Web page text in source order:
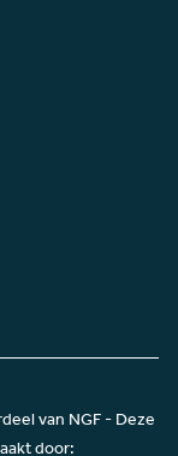
van NGF - Deze
door: